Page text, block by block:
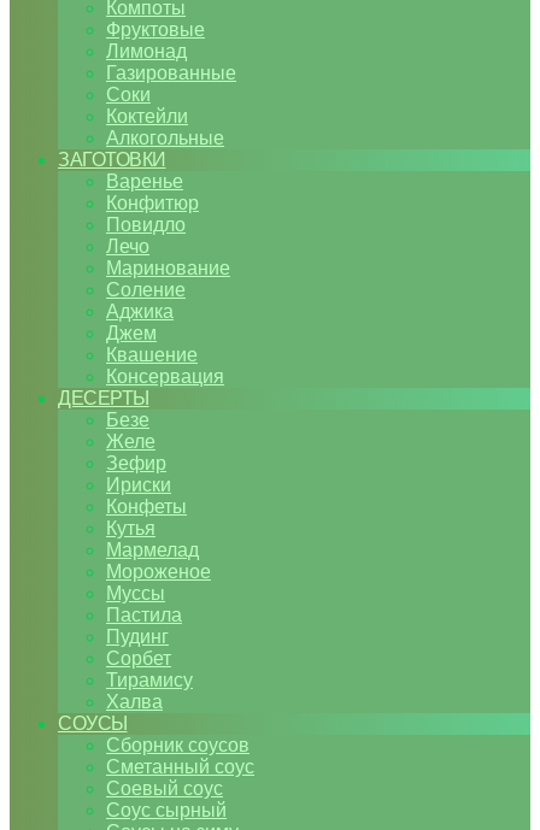
Компоты
Фруктовые
Лимонад
Газированные
Соки
Коктейли
Алкогольные
ЗАГОТОВКИ
Варенье
Конфитюр
Повидло
Лечо
Маринование
Соление
Аджика
Джем
Квашение
Консервация
ДЕСЕРТЫ
Безе
Желе
Зефир
Ириски
Конфеты
Кутья
Мармелад
Мороженое
Муссы
Пастила
Пудинг
Сорбет
Тирамису
Халва
СОУСЫ
Сборник соусов
Сметанный соус
Соевый соус
Соус сырный